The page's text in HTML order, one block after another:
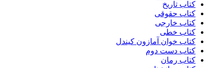
کتاب تاریخ
کتاب حقوقی
کتاب خارجی
کتاب خطی
کتاب خوان آمازون کیندل
کتاب دست دوم
کتاب رمان